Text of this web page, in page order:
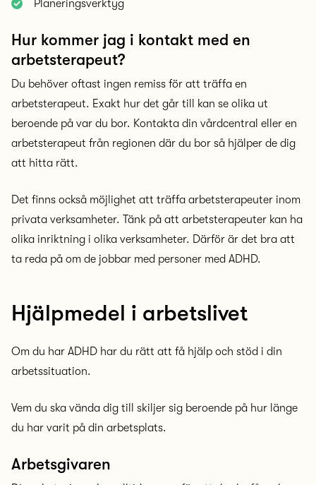
Planeringsverktyg
Hur kommer jag i kontakt med en
arbetsterapeut?
Du behöver oftast ingen remiss för att träffa en
arbetsterapeut. Exakt hur det går till kan se olika ut
beroende på var du bor. Kontakta din vårdcentral eller en
arbetsterapeut från regionen där du bor så hjälper de dig
att hitta rätt.
Det finns också möjlighet att träffa arbetsterapeuter inom
privata verksamheter. Tänk på att arbetsterapeuter kan ha
olika inriktning i olika verksamheter. Därför är det bra att
ta reda på om de jobbar med personer med ADHD.
Hjälpmedel i arbetslivet
Om du har ADHD har du rätt att få hjälp och stöd i din
arbetssituation.
Vem du ska vända dig till skiljer sig beroende på hur länge
du har varit på din arbetsplats.
Arbetsgivaren